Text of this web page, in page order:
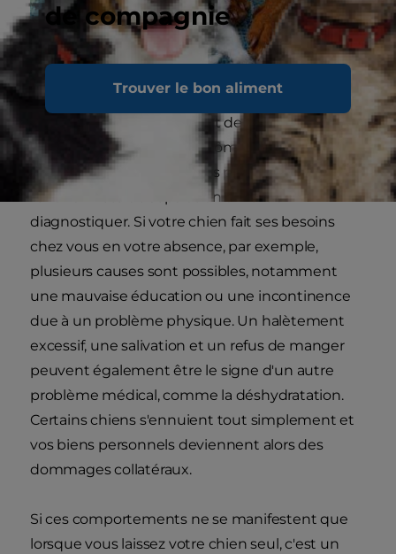
de compagnie
Trouver le bon aliment
Cependant, il est important de garder à l'esprit
que nombre de ces symptômes peuvent
également refléter d'autres problèmes, ce qui
rend l'anxiété de séparation difficile à
diagnostiquer. Si votre chien fait ses besoins
chez vous en votre absence, par exemple,
plusieurs causes sont possibles, notamment
une mauvaise éducation ou une incontinence
due à un problème physique. Un halètement
excessif, une salivation et un refus de manger
peuvent également être le signe d'un autre
problème médical, comme la déshydratation.
Certains chiens s'ennuient tout simplement et
vos biens personnels deviennent alors des
dommages collatéraux.
Si ces comportements ne se manifestent que
lorsque vous laissez votre chien seul, c'est un